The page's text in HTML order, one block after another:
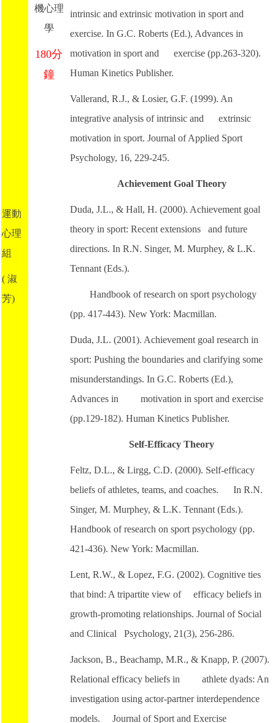
運動
心理
組
( 淑
芳)
機心理
學
180分
鐘
intrinsic and extrinsic motivation in sport and
exercise. In G.C. Roberts (Ed.), Advances in
motivation in sport and exercise (pp.263-320).
Human Kinetics Publisher.
Vallerand, R.J., & Losier, G.F. (1999). An
integrative analysis of intrinsic and extrinsic
motivation in sport. Journal of Applied Sport
Psychology, 16, 229-245.
Achievement Goal Theory
Duda, J.L., & Hall, H. (2000). Achievement goal
theory in sport: Recent extensions and future
directions. In R.N. Singer, M. Murphey, & L.K.
Tennant (Eds.).
Handbook of research on sport psychology
(pp. 417-443). New York: Macmillan.
Duda, J.L. (2001). Achievement goal research in
sport: Pushing the boundaries and clarifying some
misunderstandings. In G.C. Roberts (Ed.),
Advances in motivation in sport and exercise
(pp.129-182). Human Kinetics Publisher.
Self-Efficacy Theory
Feltz, D.L., & Lirgg, C.D. (2000). Self-efficacy
beliefs of athletes, teams, and coaches. In R.N.
Singer, M. Murphey, & L.K. Tennant (Eds.).
Handbook of research on sport psychology (pp.
421-436). New York: Macmillan.
Lent, R.W., & Lopez, F.G. (2002). Cognitive ties
that bind: A tripartite view of efficacy beliefs in
growth-promoting relationships. Journal of Social
and Clinical Psychology, 21(3), 256-286.
Jackson, B., Beachamp, M.R., & Knapp, P. (2007).
Relational efficacy beliefs in athlete dyads: An
investigation using actor-partner interdependence
models. Journal of Sport and Exercise